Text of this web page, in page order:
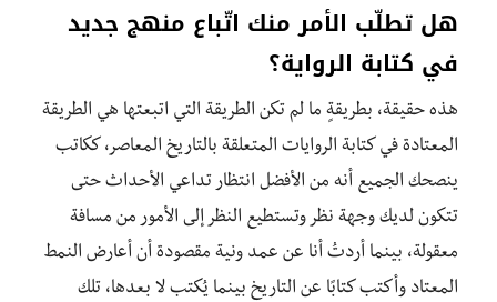
هل تطلّب الأمر منك اتّباع منهج جديد
في كتابة الرواية؟
هذه حقيقة، بطريقةٍ ما لم تكن الطريقة التي اتبعتها هي الطريقة
المعتادة في كتابة الروايات المتعلقة بالتاريخ المعاصر، ككاتب
ينصحك الجميع أنه من الأفضل انتظار تداعي الأحداث حتى
تتكون لديك وجهة نظر وتستطيع النظر إلى الأمور من مسافة
معقولة، بينما أردتُ أنا عن عمد ونية مقصودة أن أعارض النمط
المعتاد وأكتب كتابًا عن التاريخ بينما يُكتب لا بعدها، تلك